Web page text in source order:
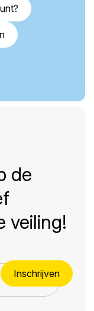
de
veiling!
Inschrijven